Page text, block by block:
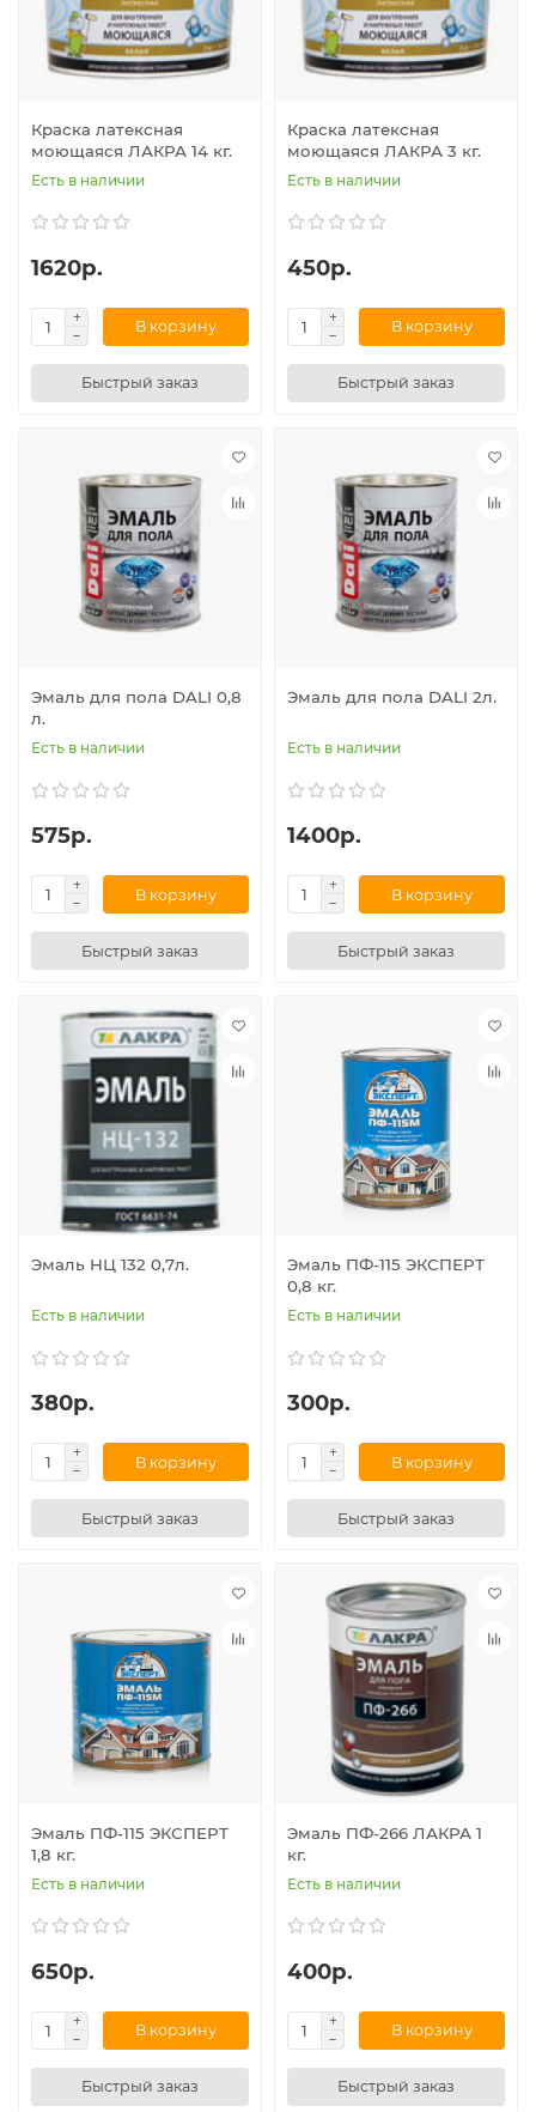
Краска латексная
моющаяся ЛАКРА 14 кг.
Есть в наличии
1620р.
В корзину
Быстрый заказ
Краска латексная
моющаяся ЛАКРА 3 кг.
Есть в наличии
450р.
В корзину
Быстрый заказ
Эмаль для пола DALI 0,8
л.
Есть в наличии
575р.
В корзину
Быстрый заказ
Эмаль для пола DALI 2л.
Есть в наличии
1400р.
В корзину
Быстрый заказ
Эмаль НЦ 132 0,7л.
Есть в наличии
380р.
В корзину
Быстрый заказ
Эмаль ПФ-115 ЭКСПЕРТ
0,8 кг.
Есть в наличии
300р.
В корзину
Быстрый заказ
Эмаль ПФ-115 ЭКСПЕРТ
1,8 кг.
Есть в наличии
650р.
В корзину
Быстрый заказ
Эмаль ПФ-266 ЛАКРА 1
кг.
Есть в наличии
400р.
В корзину
Быстрый заказ